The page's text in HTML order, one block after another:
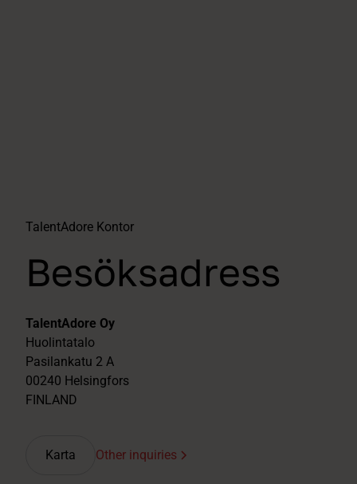
TalentAdore Kontor
Besöksadress
TalentAdore Oy
Huolintatalo
Pasilankatu 2 A
00240 Helsingfors
FINLAND
Karta ‍Other inquiries